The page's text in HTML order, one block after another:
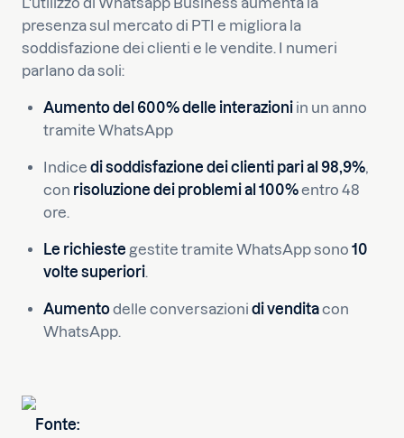
presenza sul mercato di PTI e migliora la
soddisfazione dei clienti e le vendite. I numeri
parlano da soli:
Aumento del 600%delle interazioni in un anno
tramite WhatsApp
Indice di soddisfazione dei clienti pari al 98,9%,
con risoluzione dei problemi al 100%entro 48
ore.
Le richieste gestite tramite WhatsApp sono 10
volte superiori.
Aumentodelle conversazioni di venditacon
WhatsApp.
Fonte: